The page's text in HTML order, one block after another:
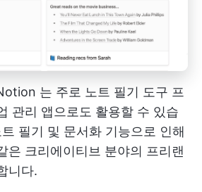
는 주로 노트 필기 도구 프
관리 앱으로도 활용할 수 있습
필기 및 문서화 기능으로 인해
은 크리에이티브 분야의 프리랜
니다.